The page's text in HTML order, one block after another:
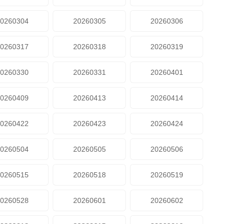
20260305 20260306
20260318 20260319
20260331 20260401
20260413 20260414
20260423 20260424
20260505 20260506
20260518 20260519
20260601 20260602